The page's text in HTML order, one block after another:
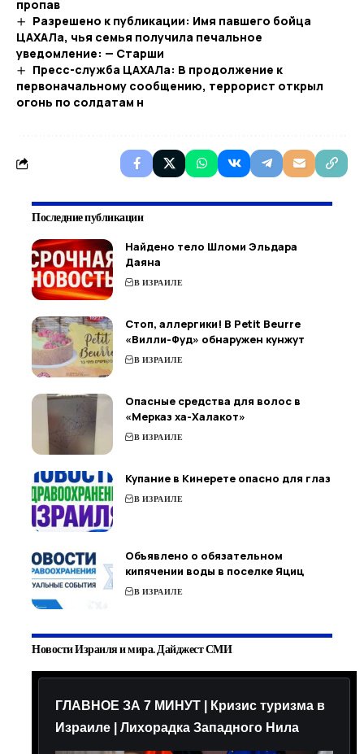
пропав
Разрешено к публикации: Имя павшего бойца
ЦАХАЛа, чья семья получила печальное
уведомление: — Старши
Пресс-служба ЦАХАЛа: В продолжение к
первоначальному сообщению, террорист открыл
огонь по солдатам н
Последние публикации
Найдено тело Шломи Эльдара
Даяна
В ИЗРАИЛЕ
Стоп, аллергики! В Petit Beurre
«Вилли-Фуд» обнаружен кунжут
В ИЗРАИЛЕ
Опасные средства для волос в
«Мерказ ха-Халакот»
В ИЗРАИЛЕ
Купание в Кинерете опасно для глаз
В ИЗРАИЛЕ
Объявлено о обязательном
кипячении воды в поселке Яциц
В ИЗРАИЛЕ
Новости Израиля и мира. Дайджест СМИ